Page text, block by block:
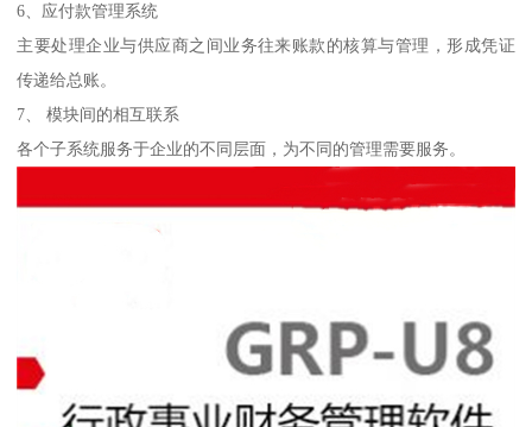
6、应付款管理系统
主要处理企业与供应商之间业务往来账款的核算与管理，形成凭证
传递给总账。
7、 模块间的相互联系
各个子系统服务于企业的不同层面，为不同的管理需要服务。